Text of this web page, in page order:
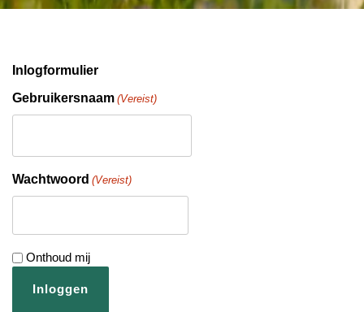
Inlogformulier
Gebruikersnaam (Vereist)
Wachtwoord (Vereist)
Onthoud mij